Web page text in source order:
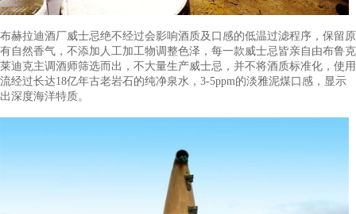
威士忌就应该使用苏格兰的大麦酿造。
品牌工艺